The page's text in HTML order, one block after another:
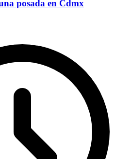
posada en Cdmx